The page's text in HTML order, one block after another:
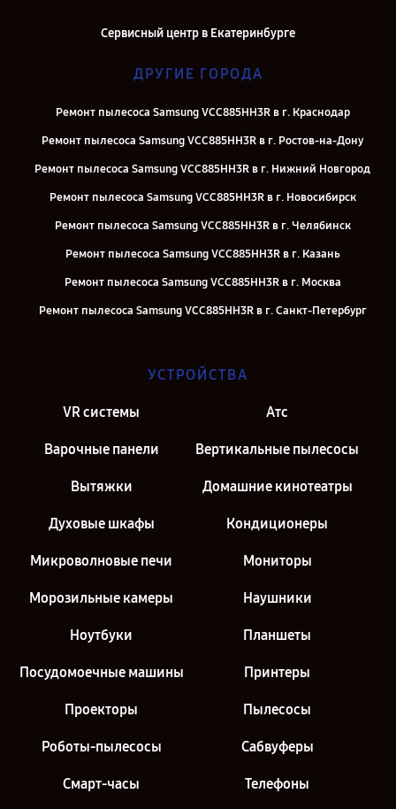
Сервисный центр в Екатеринбурге
ДРУГИЕ ГОРОДА
Ремонт пылесоса Samsung VCC885HH3R в г. Краснодар
Ремонт пылесоса Samsung VCC885HH3R в г. Ростов-на-Дону
Ремонт пылесоса Samsung VCC885HH3R в г. Нижний Новгород
Ремонт пылесоса Samsung VCC885HH3R в г. Новосибирск
Ремонт пылесоса Samsung VCC885HH3R в г. Челябинск
Ремонт пылесоса Samsung VCC885HH3R в г. Казань
Ремонт пылесоса Samsung VCC885HH3R в г. Москва
Ремонт пылесоса Samsung VCC885HH3R в г. Санкт-Петербург
УСТРОЙСТВА
VR системы Атс
Варочные панели Вертикальные пылесосы
Вытяжки Домашние кинотеатры
Духовые шкафы Кондиционеры
Микроволновые печи Мониторы
Морозильные камеры Наушники
Ноутбуки Планшеты
Посудомоечные машины Принтеры
Проекторы Пылесосы
Роботы-пылесосы Сабвуферы
Смарт-часы Телефоны